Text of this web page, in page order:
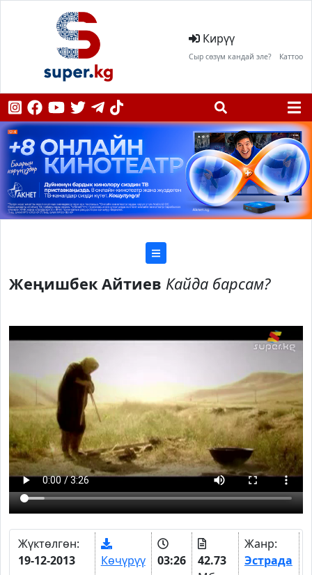
Кирүү
Сыр сөзүм кандай эле? Каттоо
Жеңишбек Айтиев Кайда барсам?
Жүктөлгөн:
19-12-2013
Көчүрүү 03:26
42.73
Жанр:
Эстрада